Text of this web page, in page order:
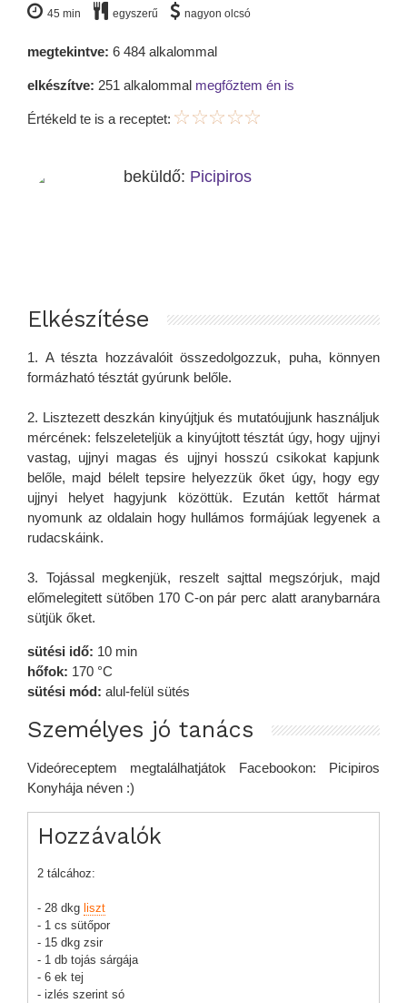
45 min egyszerű nagyon olcsó
megtekintve: 6 484 alkalommal
elkészítve: 251 alkalommal megfőztem én is
Értékeld te is a receptet:
beküldő: Picipiros
Elkészítése
1. A tészta hozzávalóit összedolgozzuk, puha, könnyen
formázható tésztát gyúrunk belőle.
2. Lisztezett deszkán kinyújtjuk és mutatóujjunk használjuk
mércének: felszeleteljük a kinyújtott tésztát úgy, hogy ujjnyi
vastag, ujjnyi magas és ujjnyi hosszú csikokat kapjunk
belőle, majd bélelt tepsire helyezzük őket úgy, hogy egy
ujjnyi helyet hagyjunk közöttük. Ezután kettőt hármat
nyomunk az oldalain hogy hullámos formájúak legyenek a
rudacskáink.
3. Tojással megkenjük, reszelt sajttal megszórjuk, majd
előmelegitett sütőben 170 C-on pár perc alatt aranybarnára
sütjük őket.
sütési idő: 10 min
hőfok: 170 °C
sütési mód: alul-felül sütés
Személyes jó tanács
Videóreceptem megtalálhatjátok Facebookon: Picipiros
Konyhája néven :)
Hozzávalók
2 tálcához:
- 28 dkg liszt
- 1 cs sütőpor
- 15 dkg zsir
- 1 db tojás sárgája
- 6 ek tej
- izlés szerint só